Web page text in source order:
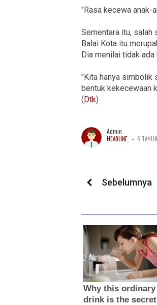
"Rasa kecewa anak-
Sementara itu, salah
Balai Kota itu
Dia menilai tidak
"Kita hanya simbolik
bentuk kekecewaan
(Dtk)
Admin
HEADLINE - 6
Sebelumnya